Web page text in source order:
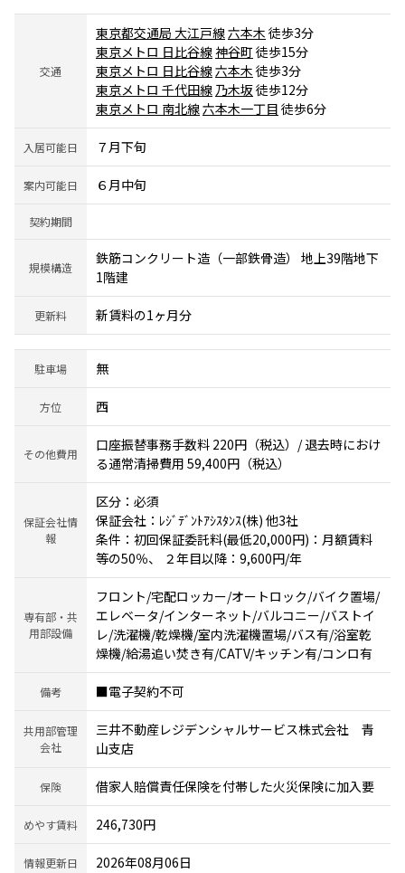
交通
東京都交通局 大江戸線六本木 徒歩3分
東京メトロ 日比谷線神谷町 徒歩15分
東京メトロ 日比谷線六本木 徒歩3分
東京メトロ 千代田線 乃木坂徒歩12分
東京メトロ 南北線六本木一丁目 徒歩6分
入居可能日 ７月下旬
案内可能日 ６月中旬
契約期間
規模構造
鉄筋コンクリート造（一部鉄骨造） 地上39階地下
1階建
更新料 新賃料の1ヶ月分
駐車場 無
方位 西
その他費用
口座振替事務手数料 220円（税込）/ 退去時におけ
る通常清掃費用 59,400円（税込）
保証会社情
報
区分：必須
保証会社：ﾚｼﾞﾃﾞﾝﾄｱｼｽﾀﾝｽ(株) 他3社
条件：初回保証委託料(最低20,000円)：月額賃料
等の50％、 ２年目以降：9,600円/年
専有部・共
用部設備
フロント/宅配ロッカー/オートロック/バイク置場/
エレベータ/インターネット/バルコニー/バストイ
レ/洗濯機/乾燥機/室内洗濯機置場/バス有/浴室乾
燥機/給湯追い焚き有/CATV/キッチン有/コンロ有
備考 ■電子契約不可
共用部管理
会社
三井不動産レジデンシャルサービス株式会社 青
山支店
保険 借家人賠償責任保険を付帯した火災保険に加入要
めやす賃料 246,730円
情報更新日 2026年08月06日